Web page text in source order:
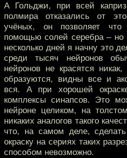
А Гольджи, при всей
полмира отказались от
учёных, он позволяет что
помощью солей серебра – но
несколько дней я начну это
среди тысяч нейронов
нейронов не красятся
образуются, видны все и
вся. А при хорошей
комплексы синапсов. Это
нейроне целиком, на
никаких аналогов такого
что, на самом деле,
окраску на сериях таких
способом невозможно.